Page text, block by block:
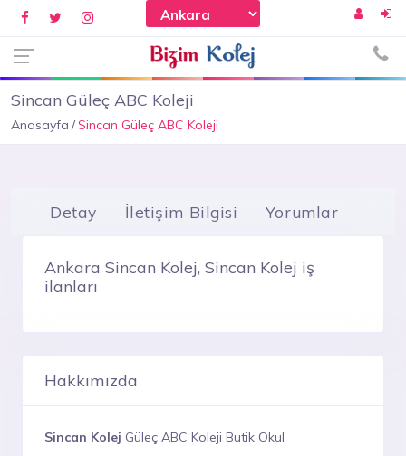
Sincan Güleç ABC Koleji
Anasayfa Sincan Güleç ABC Koleji
Detay İletişim Bilgisi Yorumlar
Ankara Sincan Kolej, Sincan Kolej iş
ilanları
Hakkımızda
Sincan Kolej Güleç ABC Koleji Butik Okul